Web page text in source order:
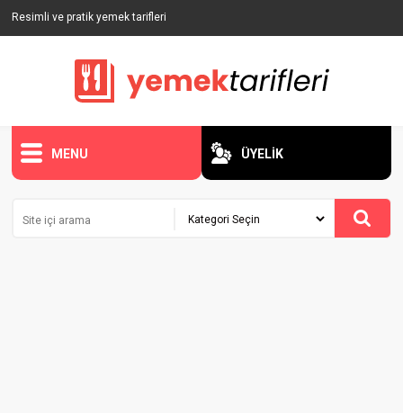
Resimli ve pratik yemek tarifleri
MENU ÜYELİK